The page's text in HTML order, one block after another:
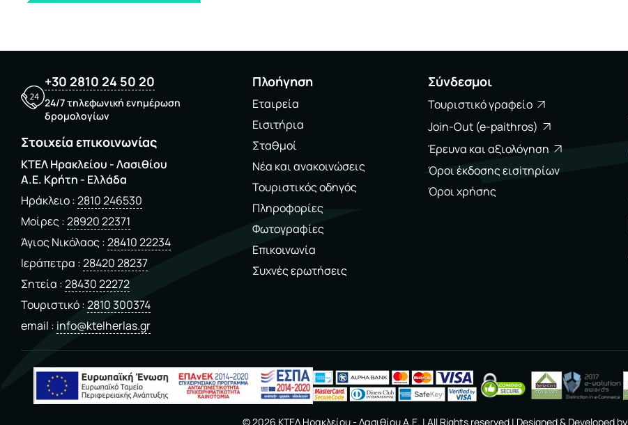
+30 2810 24 50 20
24/7 τηλεφωνική ενημέρωση
δρομολογίων
Στοιχεία επικοινωνίας
ΚΤΕΛ Ηρακλείου - Λασιθίου
A.E. Kρήτη - Ελλάδα
Ηράκλειο 2810 246530
Μοίρες 28920 22371
Άγιος Νικόλαος 28410 22234
Ιεράπετρα 28420 28237
Σητεία 28430 22272
Τουριστικό 2810 300374
email info@ktelherlas.gr
Πλοήγηση
Εταιρεία
Εισιτήρια
Σταθμοί
Νέα και ανακοινώσεις
Τουριστικός οδηγός
Πληροφορίες
Φωτογραφίες
Επικοινωνία
Συχνές ερωτήσεις
Σύνδεσμοι
Τουριστικό γραφείο
Join-Out (e-paithros)
Έρευνα και αξιολόγηση
Όροι έκδοσης εισiτηρίων
Όροι χρήσης
©2026 ΚΤΕΛ Ηρακλείου - Λασιθίου A.E. | All Rights reserved | Designed & Developed by